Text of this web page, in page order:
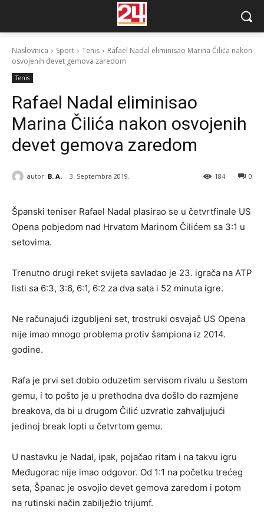
Naslovnica Sport Tenis
Rafael Nadal eliminisao Marina Čilića nakon
osvojenih devet gemova zaredom
Tenis
Rafael Nadal eliminisao
Marina Čilića nakon osvojenih
devet gemova zaredom
autor: B. A. 3. Septembra 2019. 0
184
Španski teniser Rafael Nadal plasirao se u četvrtfinale US
Opena pobjedom nad Hrvatom Marinom Čilićem sa 3:1 u
setovima.
Trenutno drugi reket svijeta savladao je 23. igrača na ATP
listi sa 6:3, 3:6, 6:1, 6:2 za dva sata i 52 minuta igre.
Ne računajući izgubljeni set, trostruki osvajač US Opena
nije imao mnogo problema protiv šampiona iz 2014.
godine.
Rafa je prvi set dobio oduzetim servisom rivalu u šestom
gemu, i to pošto je u prethodna dva došlo do razmjene
breakova, da bi u drugom Čilić uzvratio zahvaljujući
jedinoj break lopti u četvrtom gemu.
U nastavku je Nadal, ipak, pojačao ritam i na takvu igru
Međugorac nije imao odgovor. Od 1:1 na početku trećeg
seta, Španac je osvojio devet gemova zaredom i potom
na rutinski način zabilježio trijumf.